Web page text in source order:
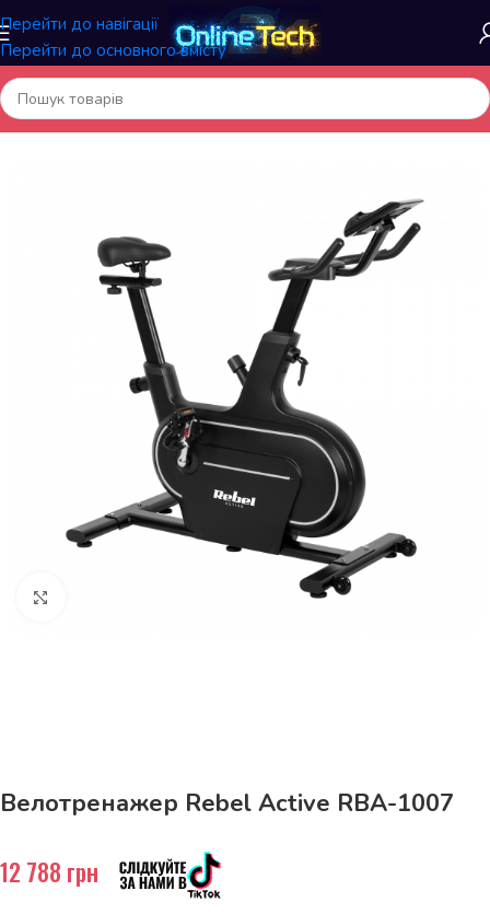
Перейти до навігації
Перейти до основного вмісту
Головна/Спортивні товари/Велотренажери
Велотренажер Rebel Active RBA-1007
12 788 грн